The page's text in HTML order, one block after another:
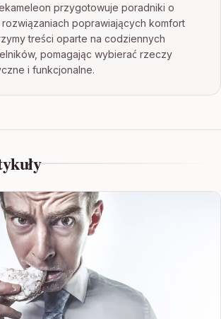
przygotowuje poradniki o
poprawiających komfort
treści oparte na codziennych
pomagając wybierać rzeczy
i funkcjonalne.